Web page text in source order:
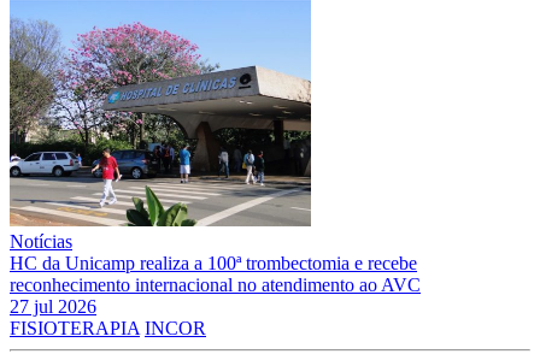
Notícias
HC da Unicamp realiza a 100ª trombectomia e recebe
reconhecimento internacional no atendimento ao AVC
27 jul 2026
FISIOTERAPIA INCOR